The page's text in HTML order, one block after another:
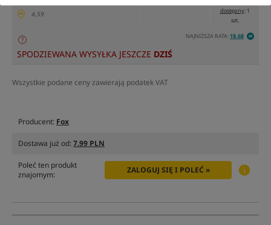
4,59
dostępny: 1
szt.
NAJNIŻSZA RATA:18.68
SPODZIEWANA WYSYŁKA JESZCZE DZIŚ
Wszystkie podane ceny zawierają podatek VAT
Producent: Fox
Dostawa już od:7.99 PLN
Poleć ten produkt
znajomym:
ZALOGUJ SIĘ I POLEĆ »